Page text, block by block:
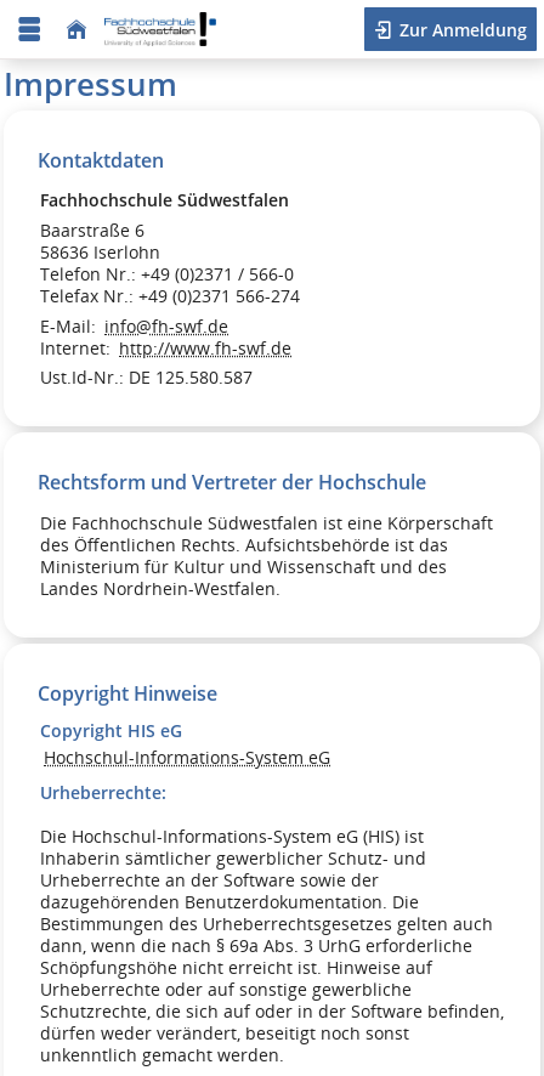
Zur Anmeldung
Impressum
Kontaktdaten
Fachhochschule Südwestfalen
Baarstraße 6
58636 Iserlohn
Telefon Nr.: +49 (0)2371 / 566-0
Telefax Nr.: +49 (0)2371 566-274
E-Mail: info@fh-swf.de
Internet: http://www.fh-swf.de
Ust.Id-Nr.: DE 125.580.587
Rechtsform und Vertreter der Hochschule
Die Fachhochschule Südwestfalen ist eine Körperschaft
des Öffentlichen Rechts. Aufsichtsbehörde ist das
Ministerium für Kultur und Wissenschaft und des
Landes Nordrhein-Westfalen.
Copyright Hinweise
Copyright HIS eG
Hochschul-Informations-System eG
Urheberrechte:
Die Hochschul-Informations-System eG (HIS) ist
Inhaberin sämtlicher gewerblicher Schutz- und
Urheberrechte an der Software sowie der
dazugehörenden Benutzerdokumentation. Die
Bestimmungen des Urheberrechtsgesetzes gelten auch
dann, wenn die nach § 69a Abs. 3 UrhG erforderliche
Schöpfungshöhe nicht erreicht ist. Hinweise auf
Urheberrechte oder auf sonstige gewerbliche
Schutzrechte, die sich auf oder in der Software befinden,
dürfen weder verändert, beseitigt noch sonst
unkenntlich gemacht werden.